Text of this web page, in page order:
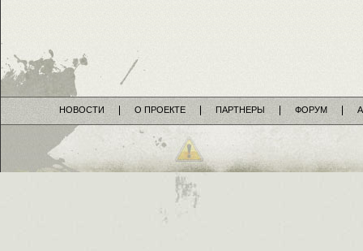
НОВОСТИ О ПРОЕКТЕ ПАРТНЕРЫ ФОРУМ